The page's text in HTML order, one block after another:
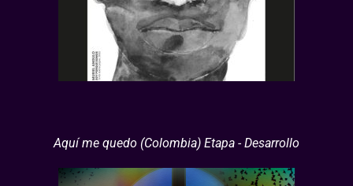
Aquí me quedo (Colombia) Etapa - Desarrollo